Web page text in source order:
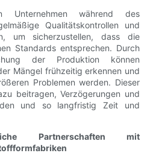
Unternehmen während des
Qualitätskontrollen und
um sicherzustellen, dass die
Standards entsprechen. Durch
der Produktion können
Mängel frühzeitig erkennen und
Problemen werden. Dieser
beitragen, Verzögerungen und
und so langfristig Zeit und
Partnerschaften mit